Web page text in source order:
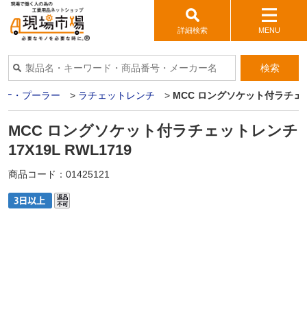
詳細検索 MENU
検索
・プーラー > ラチェットレンチ > MCC ロングソケット付ラチ
MCC ロングソケット付ラチェットレンチ
17X19L RWL1719
商品コード： 01425121